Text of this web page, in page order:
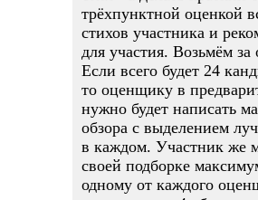
трёхпунктной оценкой
стихов участника и
для участия. Возьмём
Если всего будет 24
то оценщику в
нужно будет написать
обзора с выделением
в каждом. Участник же
своей подборке
одному от каждого